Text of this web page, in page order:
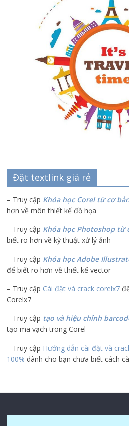
Đặt textlink giá rẻ
– Truy cập Khóa học Corel từ cơ
hơn về môn thiết kế đồ họa
– Truy cập Khóa học Photoshop từ
biết rõ hơn về kỹ thuật xử lý ảnh
– Truy cập Khóa học Adobe
để biết rõ hơn về thiết kế vector
– Truy cập Cài đặt và crack corelx7
Corelx7
– Truy cập tạo và hiệu chỉnh
tạo mã vạch trong Corel
– Truy cập Hướng dẫn cài đặt và
100% dành cho bạn chưa biết cách